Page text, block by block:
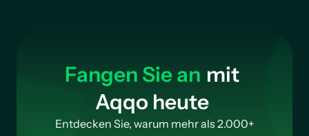
Fangen Sie an mit
Aqqo heute
Entdecken Sie, warum mehr als 2.000+